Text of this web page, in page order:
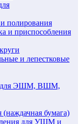
полирования
и приспособления
и лепестковые
для ЭШМ, ВШМ,
бумага)
для УШМ и